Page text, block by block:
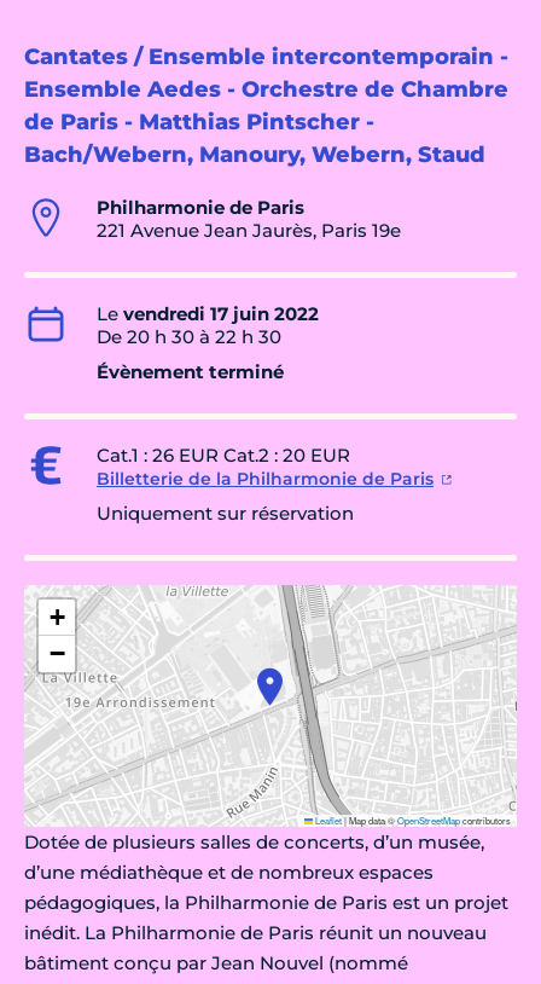
Cantates / Ensemble intercontemporain -
Ensemble Aedes - Orchestre de Chambre
de Paris - Matthias Pintscher -
Bach/Webern, Manoury, Webern, Staud
Philharmonie de Paris
221 Avenue Jean Jaurès, Paris 19e
Le vendredi 17 juin 2022
De 20 h 30 à 22 h 30
Évènement terminé
Cat.1 : 26 EUR Cat.2 : 20 EUR
Billetterie de la Philharmonie de Paris
Uniquement sur réservation
+
−
Leaflet|Map data ©OpenStreetMapcontributors
Dotée de plusieurs salles de concerts, d’un musée,
d’une médiathèque et de nombreux espaces
pédagogiques, la Philharmonie de Paris est un projet
inédit. La Philharmonie de Paris réunit un nouveau
bâtiment conçu par Jean Nouvel (nommé